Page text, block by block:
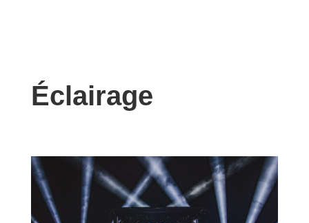
Éclairage